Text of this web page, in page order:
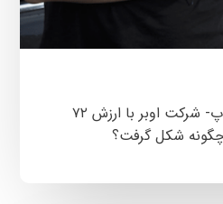
داستان یک استارتاپ- شرکت اوبر با ارزش ۷۲
چگونه شکل گرفت؟